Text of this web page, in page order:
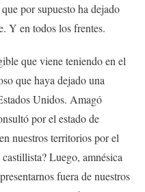
por supuesto ha dejado
Y en todos los frentes.
que viene teniendo en el
que haya dejado una
Unidos. Amagó
por el estado de
nuestros territorios por el
Luego, amnésica
fuera de nuestros